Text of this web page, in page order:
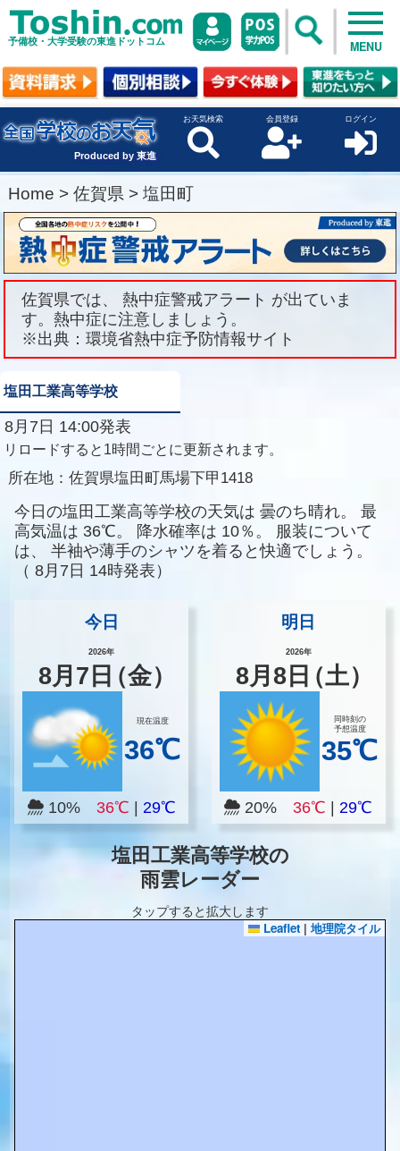
予備校・大学受験の東進ドットコム MENU
Produced by 東進
お天気検索 会員登録 ログイン
Home > 佐賀県 > 塩田町
佐賀県では、 熱中症警戒アラート が出ていま
す。熱中症に注意しましょう。
※出典：環境省熱中症予防情報サイト
塩田工業高等学校
8月7日 14:00発表
リロードすると1時間ごとに更新されます。
所在地： 佐賀県塩田町馬場下甲1418
今日の塩田工業高等学校の天気は 曇のち晴れ。
最
高気温は 36℃。 降水確率は 10％。
服装について
は、
半袖や薄手のシャツを着ると快適でしょう。
（ 8月7日 14時発表）
今日
2026年
8月 7 日（金）
現在温度
36℃
10% 36℃ 29℃
明日
2026年
8月8 日（土）
同時刻の
予想温度
35℃
20%36℃ |29℃
塩田工業高等学校の
雨雲レーダー
タップすると拡大します
Leaflet | 地理院タイル